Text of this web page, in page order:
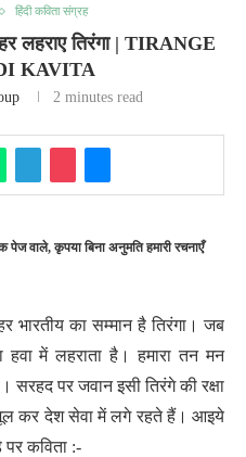
हिंदी कविता संग्रह
लहराए तिरंगा | TIRANGE
KAVITA
2 minutes read
वाले, कृपया बिना अनुमति हमारी रचनाएँ
भारतीय का सम्मान है तिरंगा। जब
हवा में लहराता है। हमारा तन मन
सरहद पर जवान इसी तिरंगे की रक्षा
कर देश सेवा में लगे रहते हैं। आइये
पर कविता :-